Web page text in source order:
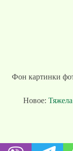
Фон картинки
Новое: